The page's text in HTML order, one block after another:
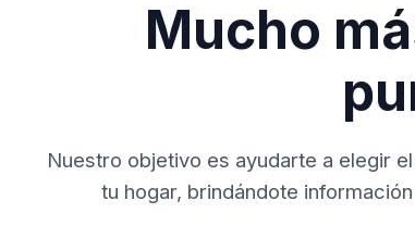
Mucho
Nuestro objetivo es ayudarte a elegir
tu hogar, brindándote